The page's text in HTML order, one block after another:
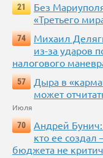
21
Без
«Третьего
74
Михаил
из-за ударов
налогового
57
Дыра в
может
Июля
70
Андрей
кто ее
бюджета не